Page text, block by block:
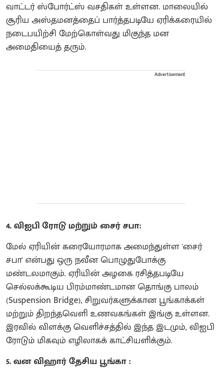
வாட்டர் ஸ்போர்ட்ஸ் வசதிகள் உள்ளன. மாலையில்
சூரிய அஸ்தமனத்தைப் பார்த்தபடியே ஏரிக்கரையில்
நடைபயிற்சி மேற்கொள்வது மிகுந்த மன
அமைதியைத் தரும்.
Advertisement
4. விஐபி ரோடு மற்றும் சைர் சபா:
மேல் ஏரியின் கரையோரமாக அமைந்துள்ள 'சைர்
சபா' என்பது ஒரு நவீன பொழுதுபோக்கு
மண்டலமாகும். ஏரியின் அழகை ரசித்தபடியே
செல்லக்கூடிய பிரம்மாண்டமான தொங்கு பாலம்
(Suspension Bridge), சிறுவர்களுக்கான பூங்காக்கள்
மற்றும் திறந்தவெளி உணவகங்கள் இங்கு உள்ளன.
இரவில் விளக்கு வெளிச்சத்தில் இந்த இடமும், விஐபி
ரோடும் மிகவும் எழிலாகக் காட்சியளிக்கும்.
5. வன விஹார் தேசிய பூங்கா :